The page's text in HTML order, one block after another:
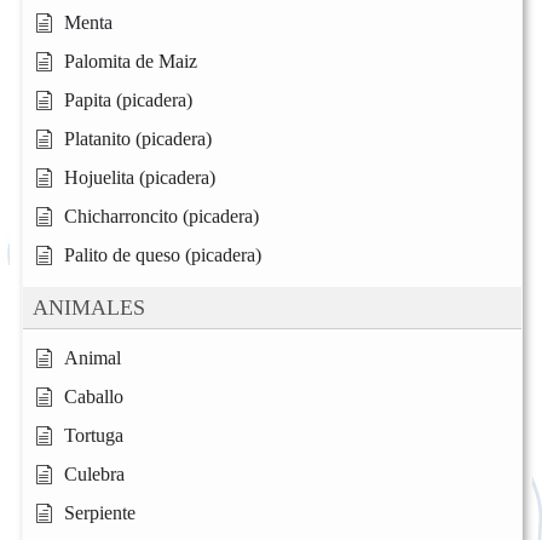
Menta
Palomita de Maiz
Papita (picadera)
Platanito (picadera)
Hojuelita (picadera)
Chicharroncito (picadera)
Palito de queso (picadera)
ANIMALES
Animal
Caballo
Tortuga
Culebra
Serpiente